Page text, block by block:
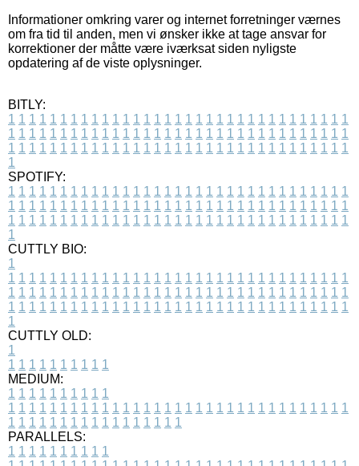
Informationer omkring varer og internet forretninger værnes
om fra tid til anden, men vi ønsker ikke at tage ansvar for
korrektioner der måtte være iværksat siden nyligste
opdatering af de viste oplysninger.
BITLY:
1 1 1 1 1 1 1 1 1 1 1 1 1 1 1 1 1 1 1 1 1 1 1 1 1 1 1 1 1 1 1 1 1
1 1 1 1 1 1 1 1 1 1 1 1 1 1 1 1 1 1 1 1 1 1 1 1 1 1 1 1 1 1 1 1 1
1 1 1 1 1 1 1 1 1 1 1 1 1 1 1 1 1 1 1 1 1 1 1 1 1 1 1 1 1 1 1 1 1
1
SPOTIFY:
1 1 1 1 1 1 1 1 1 1 1 1 1 1 1 1 1 1 1 1 1 1 1 1 1 1 1 1 1 1 1 1 1
1 1 1 1 1 1 1 1 1 1 1 1 1 1 1 1 1 1 1 1 1 1 1 1 1 1 1 1 1 1 1 1 1
1 1 1 1 1 1 1 1 1 1 1 1 1 1 1 1 1 1 1 1 1 1 1 1 1 1 1 1 1 1 1 1 1
1
CUTTLY BIO:
1
1 1 1 1 1 1 1 1 1 1 1 1 1 1 1 1 1 1 1 1 1 1 1 1 1 1 1 1 1 1 1 1 1
1 1 1 1 1 1 1 1 1 1 1 1 1 1 1 1 1 1 1 1 1 1 1 1 1 1 1 1 1 1 1 1 1
1 1 1 1 1 1 1 1 1 1 1 1 1 1 1 1 1 1 1 1 1 1 1 1 1 1 1 1 1 1 1 1 1
1
CUTTLY OLD:
1
1 1 1 1 1 1 1 1 1 1
MEDIUM:
1 1 1 1 1 1 1 1 1 1
1 1 1 1 1 1 1 1 1 1 1 1 1 1 1 1 1 1 1 1 1 1 1 1 1 1 1 1 1 1 1 1 1
1 1 1 1 1 1 1 1 1 1 1 1 1 1 1 1 1
PARALLELS:
1 1 1 1 1 1 1 1 1 1